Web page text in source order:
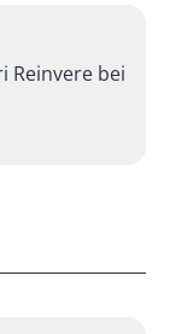
Reinvere bei